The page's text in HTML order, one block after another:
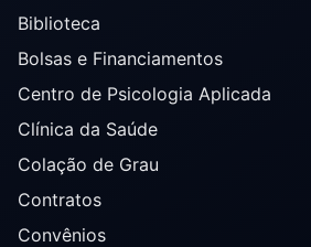
Biblioteca
Bolsas e Financiamentos
Centro de Psicologia Aplicada
Clínica da Saúde
Colação de Grau
Contratos
Convênios